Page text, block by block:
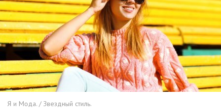
Я и Мода. / Звездный стиль.